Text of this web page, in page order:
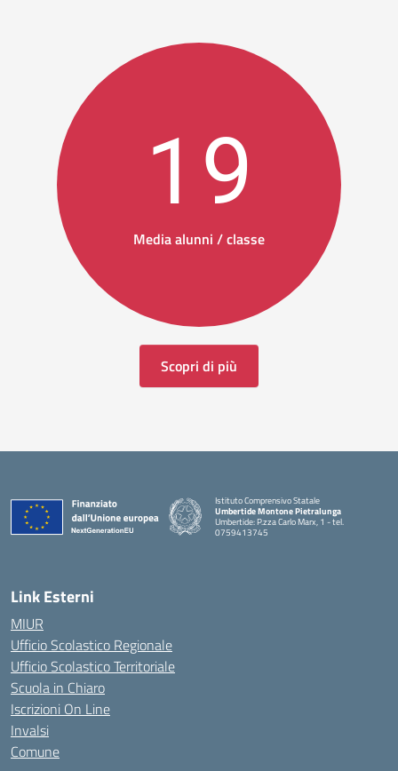
19
Media alunni / classe
Scopri di più
Istituto Comprensivo Statale
Umbertide Montone Pietralunga
Umbertide: P.zza Carlo Marx, 1 - tel.
0759413745
Link Esterni
MIUR
Ufficio Scolastico Regionale
Ufficio Scolastico Territoriale
Scuola in Chiaro
Iscrizioni On Line
Invalsi
Comune